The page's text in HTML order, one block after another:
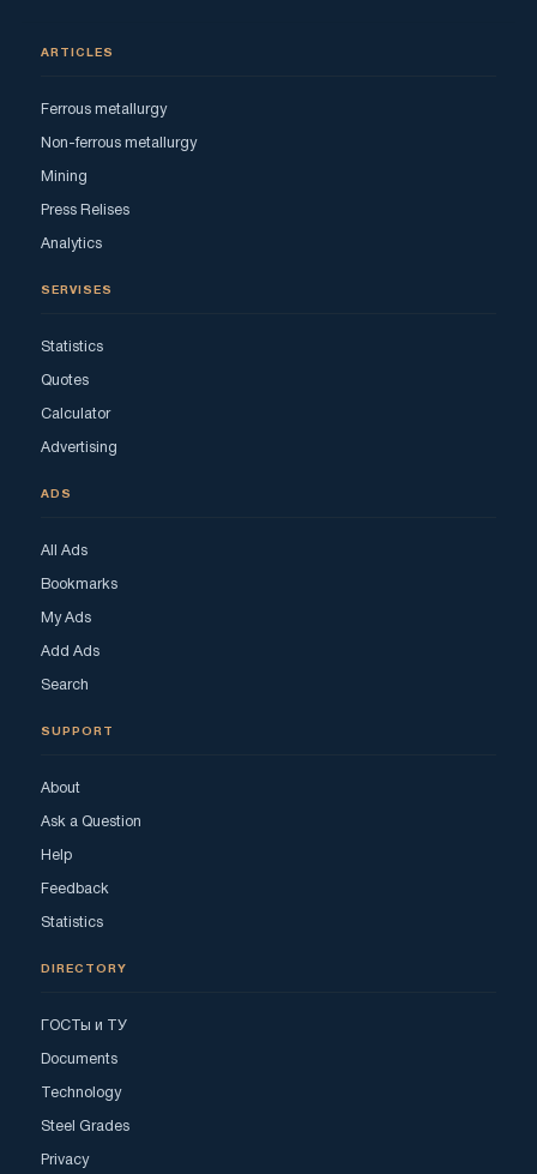
ARTICLES
Ferrous metallurgy
Non-ferrous metallurgy
Mining
Press Relises
Analytics
SERVISES
Statistics
Quotes
Calculator
Advertising
ADS
All Ads
Bookmarks
My Ads
Add Ads
Search
SUPPORT
About
Ask a Question
Help
Feedback
Statistics
DIRECTORY
ГОСТы и ТУ
Documents
Technology
Steel Grades
Privacy